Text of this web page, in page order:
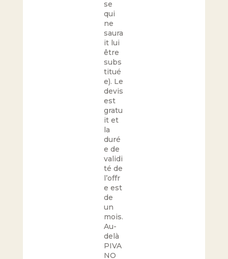
se
qui
ne
saura
it lui
être
subs
titué
e). Le
devis
est
gratu
it et
la
duré
e de
validi
té de
l’offr
e est
de
un
mois.
Au-
delà
PIVA
NO